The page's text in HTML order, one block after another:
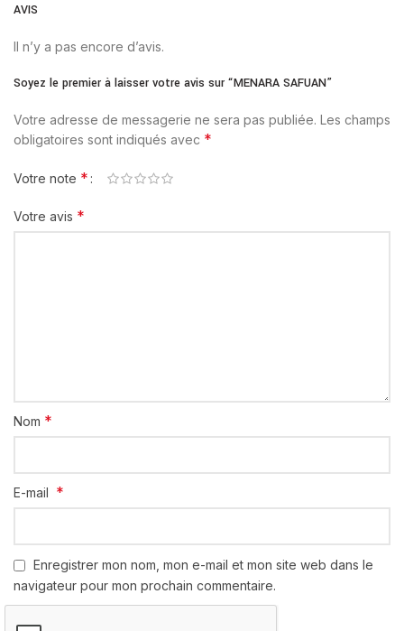
AVIS
Il n’y a pas encore d’avis.
Soyez le premier à laisser votre avis sur “MENARA SAFUAN”
Votre adresse de messagerie ne sera pas publiée. Les champs
obligatoires sont indiqués avec *
Votre note *
Votre avis *
Nom *
E-mail *
Enregistrer mon nom, mon e-mail et mon site web dans le
navigateur pour mon prochain commentaire.